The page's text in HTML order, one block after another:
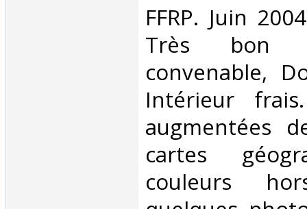
‎FFRP. Juin
Très bon
convenable,
Intérieur
augmentées
cartes
couleurs